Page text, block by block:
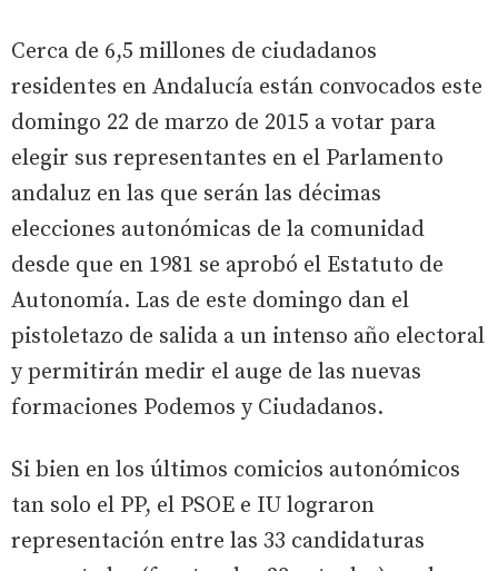
Cerca de 6,5 millones de ciudadanos
residentes en Andalucía están convocados este
domingo 22 de marzo de 2015 a votar para
elegir sus representantes en el Parlamento
andaluz en las que serán las décimas
elecciones autonómicas de la comunidad
desde que en 1981 se aprobó el Estatuto de
Autonomía. Las de este domingo dan el
pistoletazo de salida a un intenso año electoral
y permitirán medir el auge de las nuevas
formaciones Podemos y Ciudadanos.
Si bien en los últimos comicios autonómicos
tan solo el PP, el PSOE e IU lograron
representación entre las 33 candidaturas